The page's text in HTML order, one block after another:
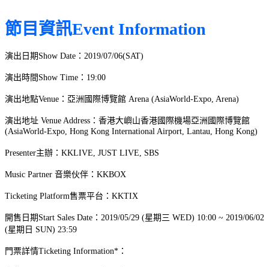
節目資訊Event Information
演出日期Show Date：2019/07/06(SAT)
演出時間Show Time：19:00
演出地點Venue：亞洲國際博覽館 Arena (AsiaWorld-Expo, Arena)
演出地址 Venue Address：香港大嶼山香港國際機場亞洲國際博覽館
(AsiaWorld-Expo, Hong Kong International Airport, Lantau, Hong Kong)
Presenter主辦：KKLIVE, JUST LIVE, SBS
Music Partner 音樂伙伴：KKBOX
Ticketing Platform售票平台：KKTIX
開售日期Start Sales Date：2019/05/29 (星期三 WED) 10:00 ~ 2019/06/02
(星期日 SUN) 23:59
門票詳情Ticketing Information*：